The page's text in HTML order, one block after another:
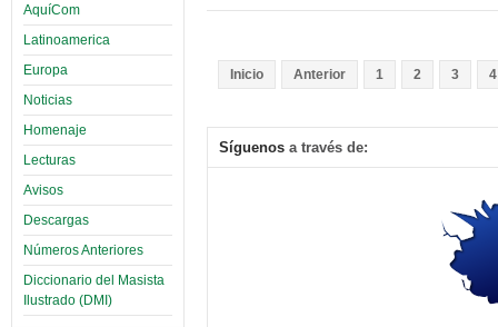
AquíCom
Latinoamerica
Europa
Noticias
Homenaje
Lecturas
Avisos
Descargas
Números Anteriores
Diccionario del Masista
Ilustrado (DMI)
Inicio Anterior 1 2 3 4
Síguenos a través de: